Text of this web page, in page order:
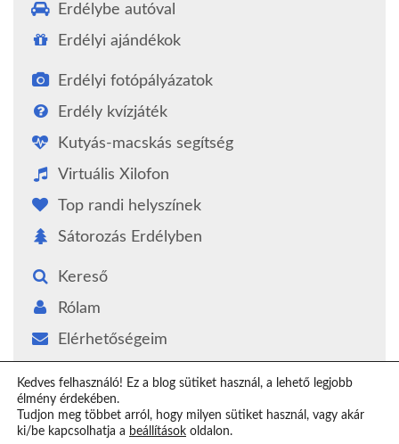
Erdélybe autóval
Erdélyi ajándékok
Erdélyi fotópályázatok
Erdély kvízjáték
Kutyás-macskás segítség
Virtuális Xilofon
Top randi helyszínek
Sátorozás Erdélyben
Kereső
Rólam
Elérhetőségeim
Epilógus
Kedves felhasználó! Ez a blog sütiket használ, a lehető legjobb
élmény érdekében.
Tudjon meg többet arról, hogy milyen sütiket használ, vagy akár
ki/be kapcsolhatja a beállítások oldalon.